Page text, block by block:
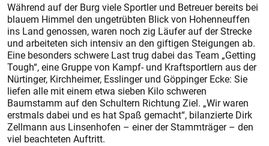
Während auf der Burg viele Sportler und Betreuer bereits bei
blauem Himmel den ungetrübten Blick von Hohenneuffen
ins Land genossen, waren noch zig Läufer auf der Strecke
und arbeiteten sich intensiv an den giftigen Steigungen ab.
Eine besonders schwere Last trug dabei das Team „Getting
Tough“, eine Gruppe von Kampf- und Kraftsportlern aus der
Nürtinger, Kirchheimer, Esslinger und Göppinger Ecke: Sie
liefen alle mit einem etwa sieben Kilo schweren
Baumstamm auf den Schultern Richtung Ziel. „Wir waren
erstmals dabei und es hat Spaß gemacht“, bilanzierte Dirk
Zellmann aus Linsenhofen – einer der Stammträger – den
viel beachteten Auftritt.